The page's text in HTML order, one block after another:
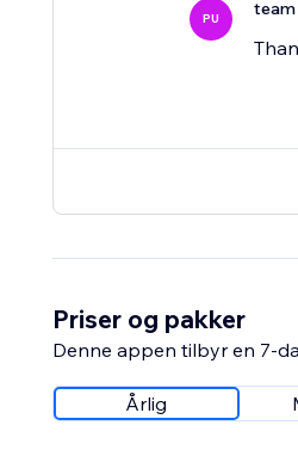
PU team
Priser og pakker
Denne appen tilbyr en 7-
Årlig